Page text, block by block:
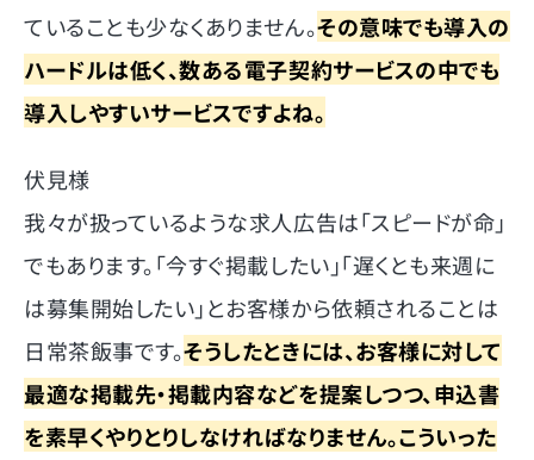
ていることも少なくありません。その意味でも導入の
ハードルは低く、数ある電子契約サービスの中でも
導入しやすいサービスですよね。
伏見様
我々が扱っているような求人広告は「スピードが命」
でもあります。「今すぐ掲載したい」「遅くとも来週に
は募集開始したい」とお客様から依頼されることは
日常茶飯事です。そうしたときには、お客様に対して
最適な掲載先・掲載内容などを提案しつつ、申込書
を素早くやりとりしなければなりません。こういった